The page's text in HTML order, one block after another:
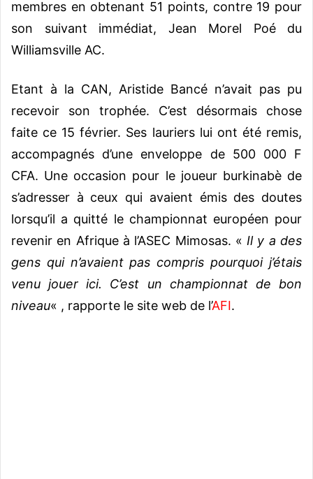
membres en obtenant 51 points, contre 19 pour
son suivant immédiat, Jean Morel Poé du
Williamsville AC.
Etant à la CAN, Aristide Bancé n’avait pas pu
recevoir son trophée. C’est désormais chose
faite ce 15 février. Ses lauriers lui ont été remis,
accompagnés d’une enveloppe de 500 000 F
CFA. Une occasion pour le joueur burkinabè de
s’adresser à ceux qui avaient émis des doutes
lorsqu’il a quitté le championnat européen pour
revenir en Afrique à l’ASEC Mimosas. « Il y a des
gens qui n’avaient pas compris pourquoi j’étais
venu jouer ici. C’est un championnat de bon
niveau« , rapporte le site web de l’AFI.